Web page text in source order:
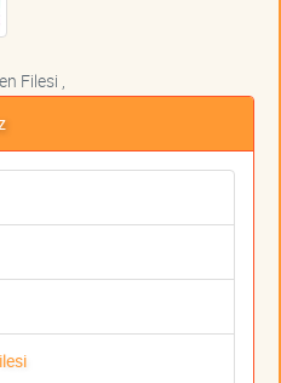
Filesi ,